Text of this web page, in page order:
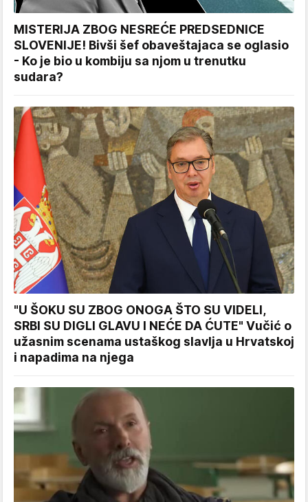
MISTERIJA ZBOG NESREĆE PREDSEDNICE
SLOVENIJE! Bivši šef obaveštajaca se oglasio
- Ko je bio u kombiju sa njom u trenutku
sudara?
"U ŠOKU SU ZBOG ONOGA ŠTO SU VIDELI,
SRBI SU DIGLI GLAVU I NEĆE DA ĆUTE" Vučić o
užasnim scenama ustaškog slavlja u Hrvatskoj
i napadima na njega